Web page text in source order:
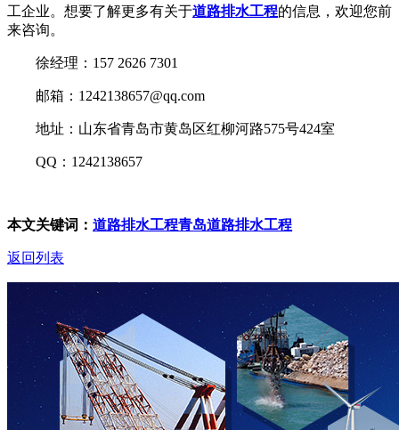
工企业。想要了解更多有关于道路排水工程的信息，欢迎您前
来咨询。
徐经理：157 2626 7301
邮箱：1242138657@qq.com
地址：山东省青岛市黄岛区红柳河路575号424室
QQ：1242138657
本文关键词： 道路排水工程青岛道路排水工程
返回列表